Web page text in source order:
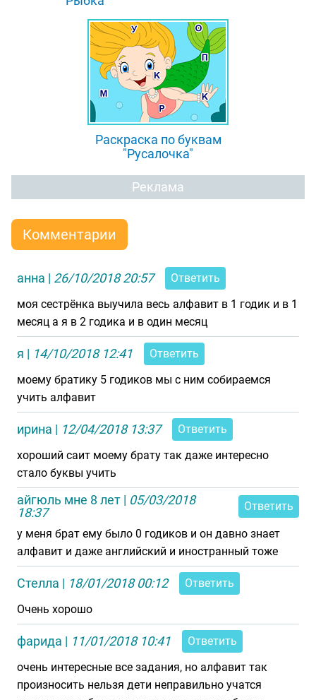
Раскраска по буквам
"Русалочка"
Реклама
Комментарии
анна | 26/10/2018 20:57
Ответить
моя сестрёнка выучила весь алфавит в 1 годик и в 1
месяц а я в 2 годика и в один месяц
я | 14/10/2018 12:41
Ответить
моему братику 5 годиков мы с ним собираемся
учить алфавит
ирина | 12/04/2018 13:37
Ответить
хороший саит моему брату так даже интересно
стало буквы учить
айгюль мне 8 лет | 05/03/2018
18:37
Ответить
у меня брат ему было 0 годиков и он давно знает
алфавит и даже английский и иностранный тоже
Стелла | 18/01/2018 00:12
Ответить
Очень хорошо
фарида | 11/01/2018 10:41
Ответить
очень интересные все задания, но алфавит так
произносить нельзя дети неправильно учатся